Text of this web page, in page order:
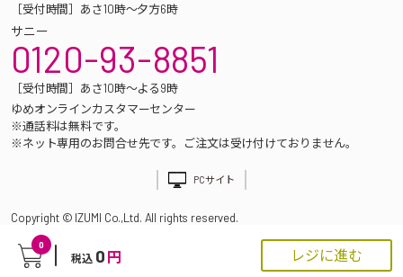
0
税込 0 円 レジに進む
［受付時間］あさ10時～夕方6時
サニー
0120-93-8851
［受付時間］あさ10時～よる9時
ゆめオンラインカスタマーセンター
※通話料は無料です。
※ネット専用のお問合せ先です。ご注文は受け付けておりません。
PCサイト
Copyright © IZUMI Co.,Ltd. All rights reserved.